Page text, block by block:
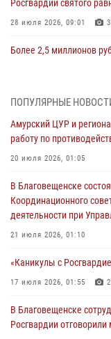
Росгвардии святого
28 июля 2026, 09:01 3
Более 2,5 миллионов
Росгвардии Амурской
27 июля 2026, 06:28
охраны
23 июля 2026, 07:49
Амурчане смогут узнать
23 июля 2026, 00:00
Координационного
деятельности при
ПОПУЛЯРНЫЕ
Амурский ЦУР и
работу по
20 июля 2026, 01:05
В Благовещенске
Координационного
деятельности при
21 июля 2026, 01:10
«Каникулы с
17 июля 2026, 01:55 2
В Благовещенске
Росгвардии